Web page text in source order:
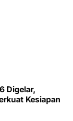
Digelar,
Kesiapan